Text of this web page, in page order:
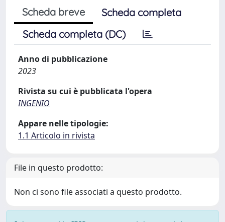
Scheda breve
Scheda completa
Scheda completa (DC)
Anno di pubblicazione
2023
Rivista su cui è pubblicata l'opera
INGENIO
Appare nelle tipologie:
1.1 Articolo in rivista
File in questo prodotto:
Non ci sono file associati a questo prodotto.